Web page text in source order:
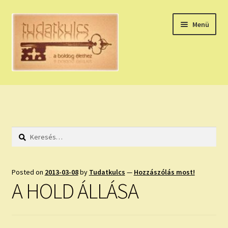
Ugrás
navigációhoz
Kilépés
tartalomba
Menü
HÚZZ EGY KÁRTYÁT!
HOLDNAPTÁR
NAPI ASZTROLÓGIA
Keresés:
Posted on 2013-03-08by Tudatkulcs — Hozzászólás most!
A HOLD ÁLLÁSA